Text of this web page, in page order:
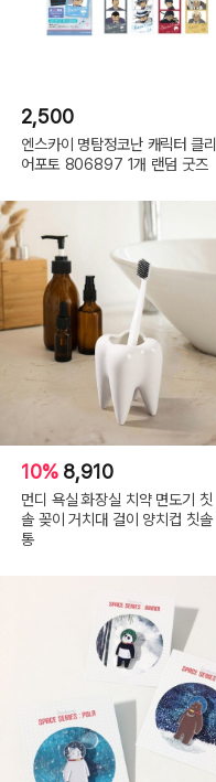
2,500
엔스카이 명탐정코난 캐릭터 클리
어포토 806897 1개 랜덤 굿즈
10% 8,910
먼디 욕실 화장실 치약 면도기 칫
솔 꽂이 거치대 걸이 양치컵 칫솔
통